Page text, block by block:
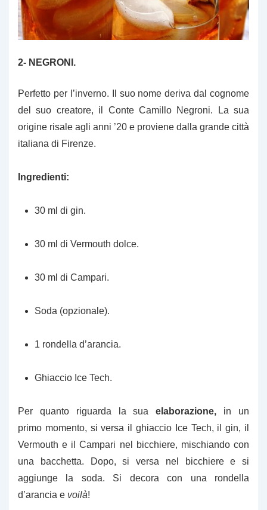
2- NEGRONI.
Perfetto per l’inverno. Il suo nome deriva dal cognome
del suo creatore, il Conte Camillo Negroni. La sua
origine risale agli anni ’20 e proviene dalla grande città
italiana di Firenze.
Ingredienti:
30 ml di gin.
30 ml di Vermouth dolce.
30 ml di Campari.
Soda (opzionale).
1 rondella d’arancia.
Ghiaccio Ice Tech.
Per quanto riguarda la suaelaborazione, in un
primo momento, si versa il ghiaccio Ice Tech, il gin, il
Vermouth e il Campari nel bicchiere, mischiando con
una bacchetta. Dopo, si versa nel bicchiere e si
aggiunge la soda. Si decora con una rondella
d’arancia e voilà!